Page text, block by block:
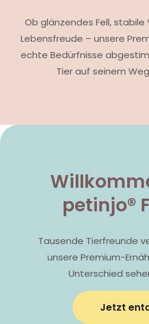
Ob glänzendes Fell,
Lebensfreude – unsere
echte Bedürfnisse
Tier auf seinem
petinjo®
Tausende Tierfreunde
unsere Premium-
Unterschied
Jetzt